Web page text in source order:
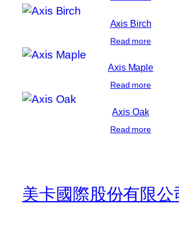
Axis Birch
Read more
Axis Maple
Read more
Axis Oak
Read more
美卡國際股份有限公